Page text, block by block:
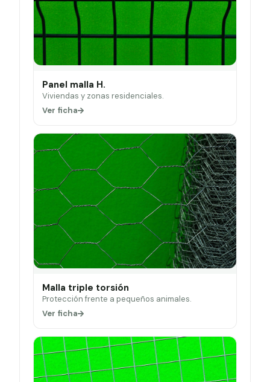
Panel malla H.
Viviendas y zonas residenciales.
Ver ficha
Malla triple torsión
Protección frente a pequeños animales.
Ver ficha